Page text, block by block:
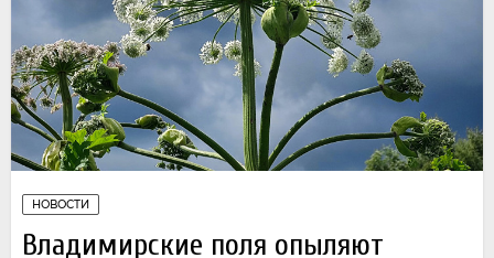
НОВОСТИ
Владимирские поля опыляют